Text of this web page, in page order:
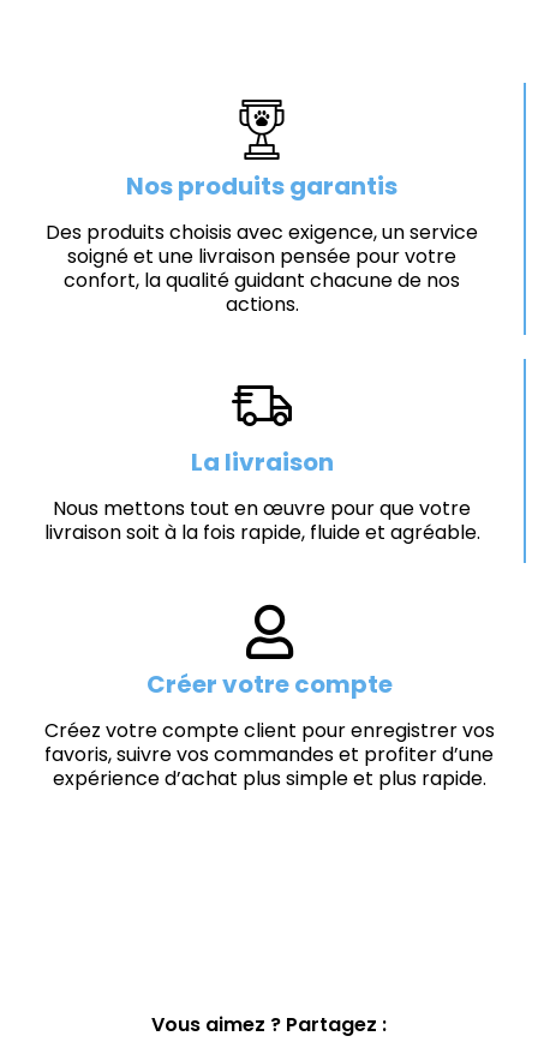
Nos produits garantis
Des produits choisis avec exigence, un service
soigné et une livraison pensée pour votre
confort, la qualité guidant chacune de nos
actions.
La livraison
Nous mettons tout en œuvre pour que votre
livraison soit à la fois rapide, fluide et agréable.
Créer votre compte
Créez votre compte client pour enregistrer vos
favoris, suivre vos commandes et profiter d’une
expérience d’achat plus simple et plus rapide.
Vous aimez ? Partagez :